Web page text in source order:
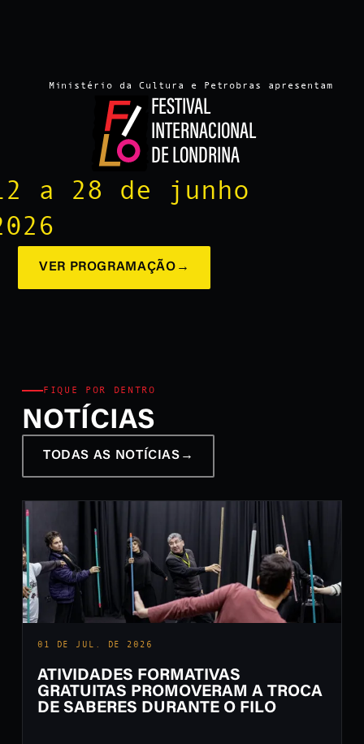
Ministério da Cultura e Petrobras apresentam
FESTIVAL
INTERNACIONAL
DE LONDRINA
a 28 de junho
VER PROGRAMAÇÃO →
FIQUE POR DENTRO
NOTÍCIAS
TODAS AS NOTÍCIAS →
01 DE JUL. DE 2026
ATIVIDADES FORMATIVAS
GRATUITAS PROMOVERAM A TROCA
DE SABERES DURANTE O FILO